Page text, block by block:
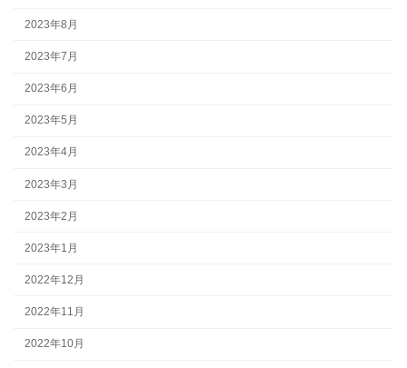
2023年8月
2023年7月
2023年6月
2023年5月
2023年4月
2023年3月
2023年2月
2023年1月
2022年12月
2022年11月
2022年10月